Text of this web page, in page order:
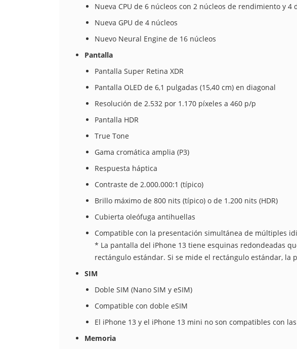
Nueva CPU de 6 núcleos con 2 núcleos de rendimiento y 4
Nueva GPU de 4 núcleos
Nuevo Neural Engine de 16 núcleos
Pantalla
Pantalla Super Retina XDR
Pantalla OLED de 6,1 pulgadas (15,40 cm) en diagonal
Resolución de 2.532 por 1.170 píxeles a 460 p/p
Pantalla HDR
True Tone
Gama cromática amplia (P3)
Respuesta háptica
Contraste de 2.000.000:1 (típico)
Brillo máximo de 800 nits (típico) o de 1.200 nits (HDR)
Cubierta oleófuga antihuellas
Compatible con la presentación simultánea de múltiples
* La pantalla del iPhone 13 tiene esquinas redondeadas
rectángulo estándar. Si se mide el rectángulo estándar,
SIM
Doble SIM (Nano SIM y eSIM)
Compatible con doble eSIM
El iPhone 13 y el iPhone 13 mini no son compatibles con
Memoria